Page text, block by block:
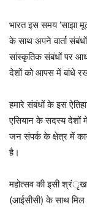
भारत इस समय ‘साझा
के साथ अपने वार्ता
सांस्कृतिक संबंधों पर
देशों को आपस में बांधे
हमारे संबंधों के इस
एसियान के सदस्य देशों
जन संपर्क के क्षेत्र में
है।
महोत्सव की इसी
(आईसीसी) के साथ मिल